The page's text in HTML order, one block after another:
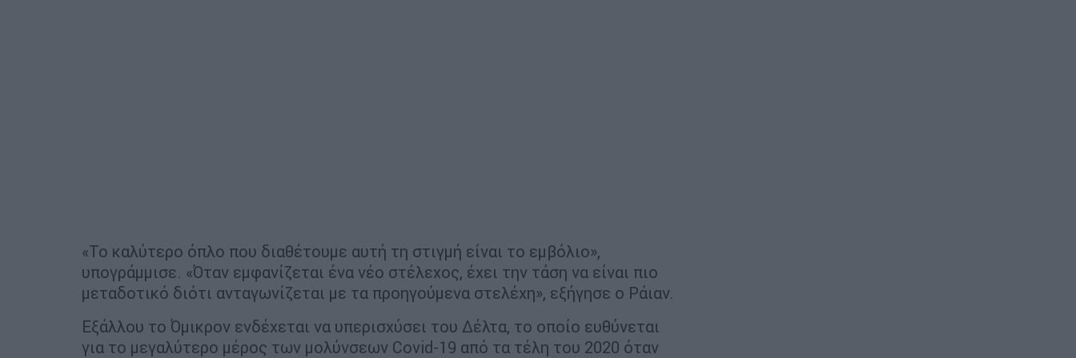
«Το καλύτερο όπλο που διαθέτουμε αυτή τη στιγμή είναι το εμβόλιο»,
υπογράμμισε. «Όταν εμφανίζεται ένα νέο στέλεχος, έχει την τάση να είναι πιο
μεταδοτικό διότι ανταγωνίζεται με τα προηγούμενα στελέχη», εξήγησε ο Ράιαν.
Εξάλλου το Όμικρον ενδέχεται να υπερισχύσει του Δέλτα, το οποίο ευθύνεται
για το μεγαλύτερο μέρος των μολύνσεων Covid-19 από τα τέλη του 2020 όταν